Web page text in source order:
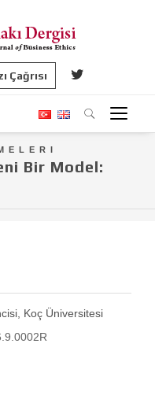
Çağrısı
Bir Model:
Koç Üniversitesi